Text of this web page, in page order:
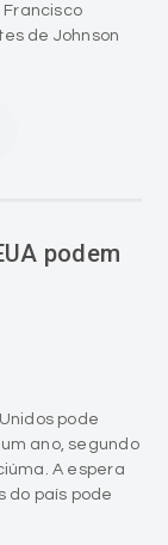
Francisco
de Johnson
podem
pode
ano, segundo
A espera
do país pode